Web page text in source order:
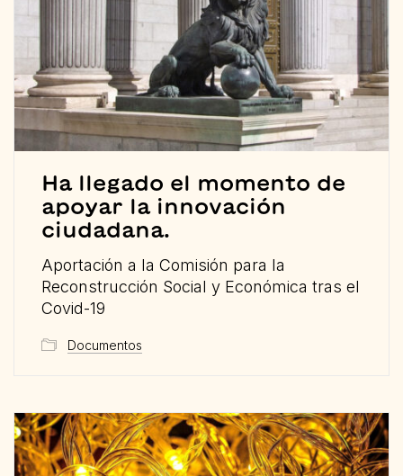
Ha llegado el momento de
apoyar la innovación
ciudadana.
Aportación a la Comisión para la
Reconstrucción Social y Económica tras el
Covid-19
Documentos